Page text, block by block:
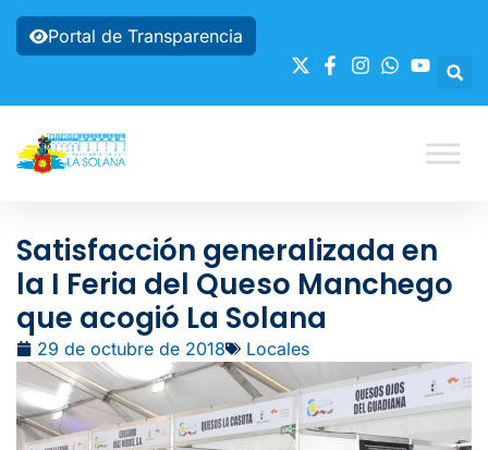
Portal de Transparencia
Satisfacción generalizada en
la I Feria del Queso Manchego
que acogió La Solana
29 de octubre de 2018 Locales